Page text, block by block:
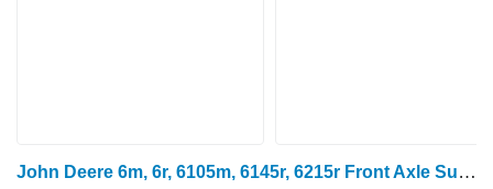
John Deere 6m, 6r, 6105m, 6145r, 6215r Front Axle Support Cover Bracket Al2 AL215849 ratinio traktoriaus